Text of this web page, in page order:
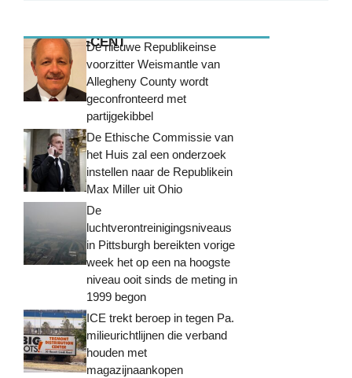
MEEST RECENTDe nieuwe Republikeinse
voorzitter Weismantle van
Allegheny County wordt
geconfronteerd met
partijgekibbel
De Ethische Commissie van
het Huis zal een onderzoek
instellen naar de Republikein
Max Miller uit Ohio
De
luchtverontreinigingsniveaus
in Pittsburgh bereikten vorige
week het op een na hoogste
niveau ooit sinds de meting in
1999 begon
ICE trekt beroep in tegen Pa.
milieurichtlijnen die verband
houden met
magazijnaankopen